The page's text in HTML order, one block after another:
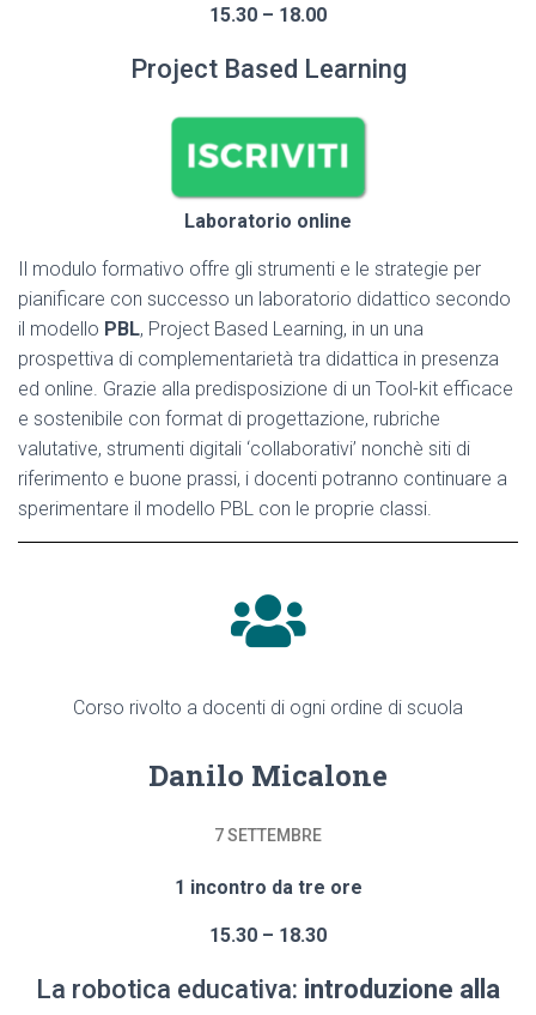
15.30 – 18.00
Project Based Learning
Laboratorio online
Il modulo formativo offre gli strumenti e le strategie per
pianificare con successo un laboratorio didattico secondo
il modello PBL, Project Based Learning, in un una
prospettiva di complementarietà tra didattica in presenza
ed online. Grazie alla predisposizione di un Tool-kit efficace
e sostenibile con format di progettazione, rubriche
valutative, strumenti digitali ‘collaborativi’ nonchè siti di
riferimento e buone prassi, i docenti potranno continuare a
sperimentare il modello PBL con le proprie classi.
Corso rivolto a docenti di ogni ordine di scuola
Danilo Micalone
7 SETTEMBRE
1 incontro da tre ore
15.30 – 18.30
La robotica educativa: introduzione alla